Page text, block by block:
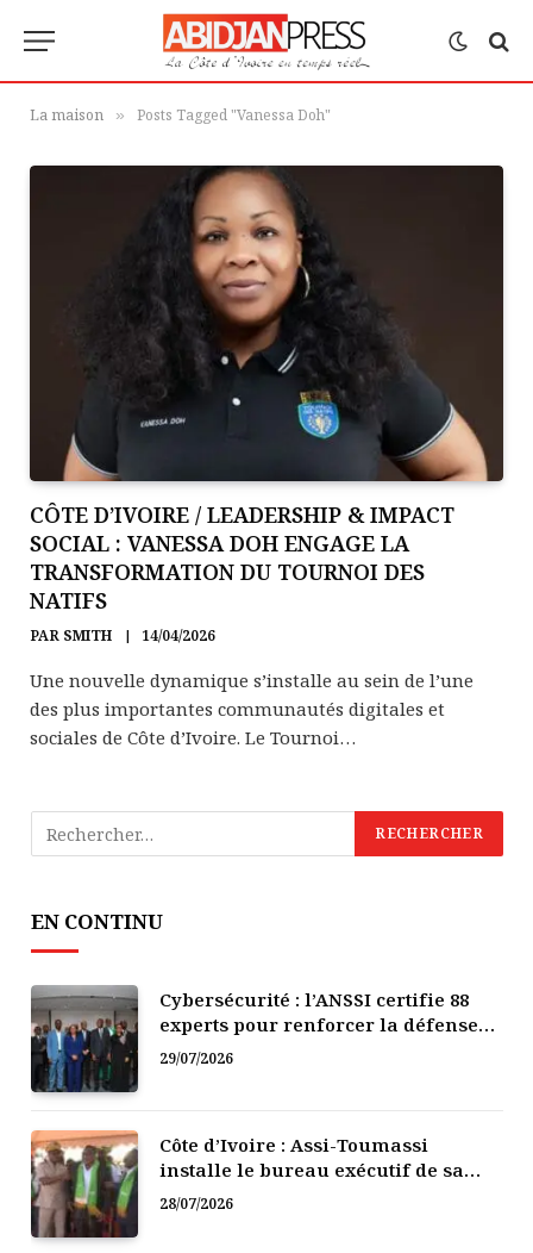
La maison » Posts Tagged "Vanessa Doh"
CÔTE D’IVOIRE / LEADERSHIP & IMPACT
SOCIAL : VANESSA DOH ENGAGE LA
TRANSFORMATION DU TOURNOI DES
NATIFS
PAR SMITH 14/04/2026
Une nouvelle dynamique s’installe au sein de l’une
des plus importantes communautés digitales et
sociales de Côte d’Ivoire. Le Tournoi…
EN CONTINU
Cybersécurité : l’ANSSI certifie 88
experts pour renforcer la défense
numérique de la Côte d’Ivoire
29/07/2026
Côte d’Ivoire : Assi-Toumassi
installe le bureau exécutif de sa
mutuelle de développement
28/07/2026